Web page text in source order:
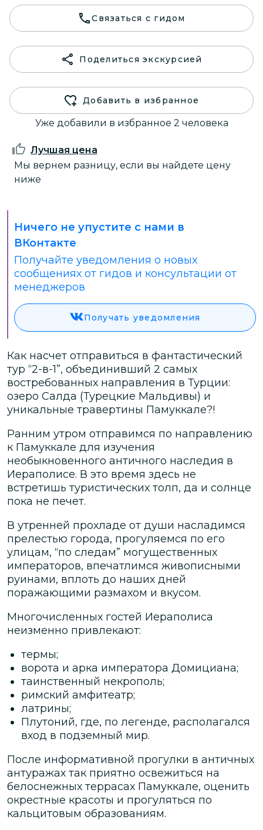
Связаться с гидом
Поделиться экскурсией
Добавить в избранное
Уже добавили в избранное 2 человека
Лучшая цена
Мы вернем разницу, если вы найдете цену
ниже
Ничего не упустите с нами в
ВКонтакте
Получайте уведомления о новых
сообщениях от гидов и консультации от
менеджеров
Получать уведомления
Как насчет отправиться в фантастический
тур “2-в-1”, объединивший 2 самых
востребованных направления в Турции:
озеро Салда (Турецкие Мальдивы) и
уникальные травертины Памуккале?!
Ранним утром отправимся по направлению
к Памуккале для изучения
необыкновенного античного наследия в
Иераполисе. В это время здесь не
встретишь туристических толп, да и солнце
пока не печет.
В утренней прохладе от души насладимся
прелестью города, прогуляемся по его
улицам, “по следам” могущественных
императоров, впечатлимся живописными
руинами, вплоть до наших дней
поражающими размахом и вкусом.
Многочисленных гостей Иераполиса
неизменно привлекают:
термы;
ворота и арка императора Домициана;
таинственный некрополь;
римский амфитеатр;
латрины;
Плутоний, где, по легенде, располагался
вход в подземный мир.
После информативной прогулки в античных
антуражах так приятно освежиться на
белоснежных террасах Памуккале, оценить
окрестные красоты и прогуляться по
кальцитовым образованиям.